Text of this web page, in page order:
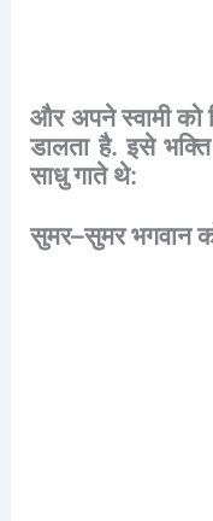
और अपने स्वामी को
डालता है.इसे भक्ति
साधुगाते थे:
सुमर–सुमरभगवान